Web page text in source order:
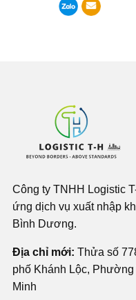
Công ty TNHH Logistic
ứng dịch vụ xuất nhập
Bình Dương.
Địa chỉ mới: Thửa số
phố Khánh Lộc,
Minh